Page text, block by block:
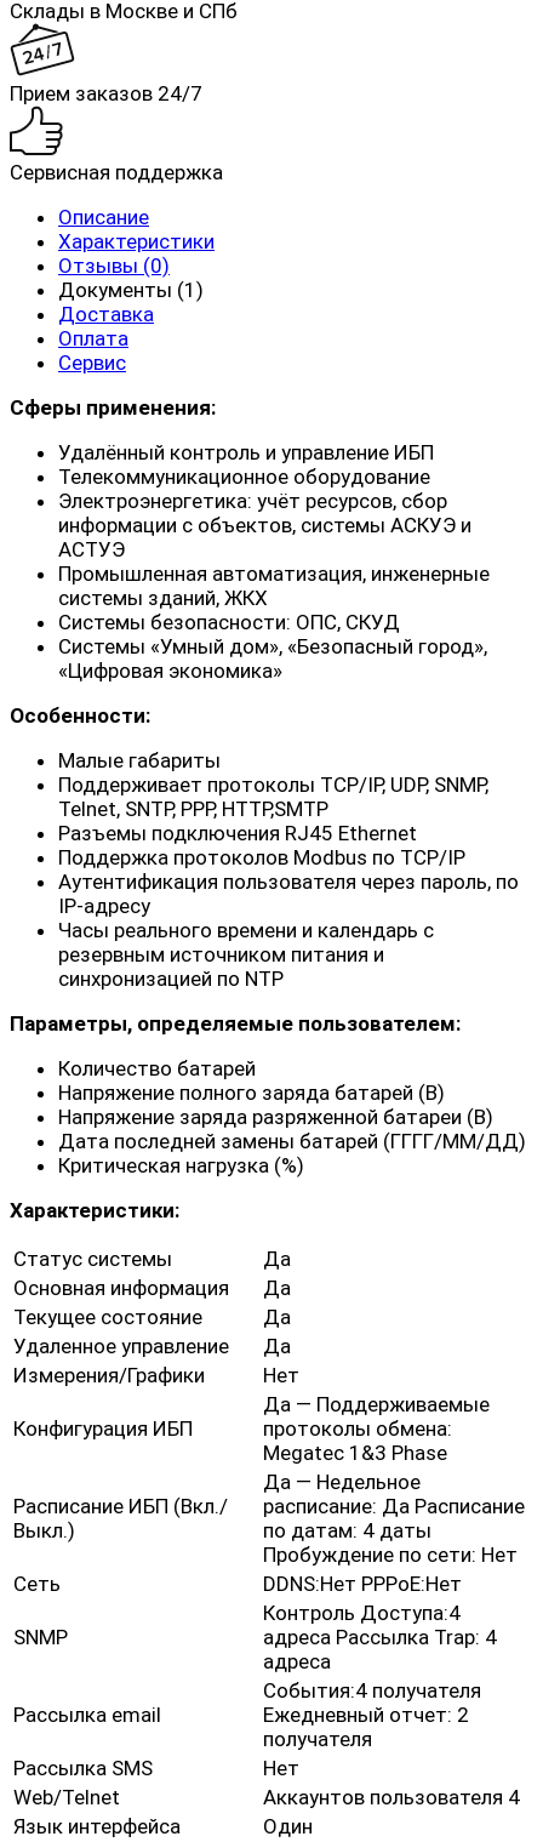
Склады в Москве и СПб
Прием заказов 24/7
Сервисная поддержка
Описание
Характеристики
Отзывы (0)
Документы (1)
Доставка
Оплата
Сервис
Сферы применения:
Удалённый контроль и управление ИБП
Телекоммуникационное оборудование
Электроэнергетика: учёт ресурсов, сбор
информации с объектов, системы АСКУЭ и
АСТУЭ
Промышленная автоматизация, инженерные
системы зданий, ЖКХ
Системы безопасности: ОПС, СКУД
Системы «Умный дом», «Безопасный город»,
«Цифровая экономика»
Особенности:
Малые габариты
Поддерживает протоколы TCP/IP, UDP, SNMP,
Telnet, SNTP, PPP, HTTP,SMTP
Разъемы подключения RJ45 Ethernet
Поддержка протоколов Modbus по TCP/IP
Аутентификация пользователя через пароль, по
IP-адресу
Часы реального времени и календарь с
резервным источником питания и
синхронизацией по NTP
Параметры, определяемые пользователем:
Количество батарей
Напряжение полного заряда батарей (В)
Напряжение заряда разряженной батареи (В)
Дата последней замены батарей (ГГГГ/ММ/ДД)
Критическая нагрузка (%)
Характеристики:
Статус системы
Да
Основная информация
Да
Текущее состояние
Да
Удаленное управление
Да
Измерения/Графики
Нет
Конфигурация ИБП
Да — Поддерживаемые
протоколы обмена:
Megatec 1&3 Phase
Расписание ИБП (Вкл./
Выкл.)
Да — Недельное
расписание: Да Расписание
по датам: 4 даты
Пробуждение по сети: Нет
Сеть
DDNS:Нет PPPoE:Нет
SNMP
Контроль Доступа:4
адреса Рассылка Trap: 4
адреса
Рассылка email
События:4 получателя
Ежедневный отчет: 2
получателя
Рассылка SMS
Нет
Web/Telnet
Аккаунтов пользователя 4
Язык интерфейса
Один